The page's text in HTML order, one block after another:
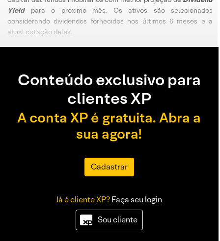
Yieldpara o próximo mês. Os ativos são selecionados
considerando dividendos fornecidos nos últimos 6 meses e a
atual cotação deles.
Conteúdo exclusivo para
clientes XP
A conta XP é gratuita. Abra a
sua agora!
Cadastrar
Já é cliente XP?Faça seu login
Sou cliente